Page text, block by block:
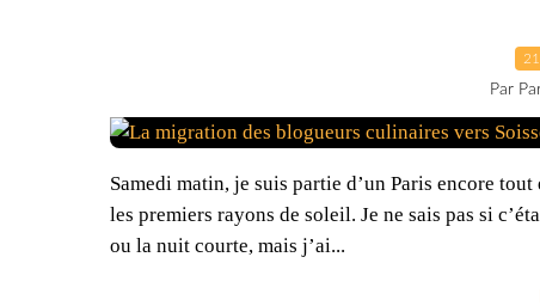
Par
Samedi matin, je suis partie d’un Paris encore
les premiers rayons de soleil. Je ne sais pas si
ou la nuit courte, mais j’ai...